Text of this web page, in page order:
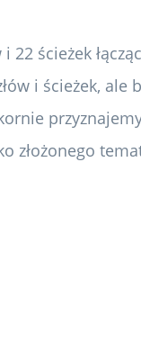
i 22 ścieżek
i ścieżek, ale
złożonego